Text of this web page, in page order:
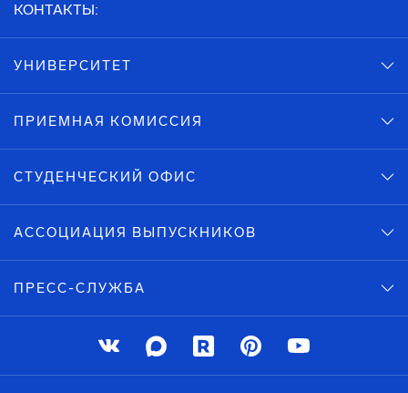
КОНТАКТЫ:
УНИВЕРСИТЕТ
ПРИЕМНАЯ КОМИССИЯ
СТУДЕНЧЕСКИЙ ОФИС
АССОЦИАЦИЯ ВЫПУСКНИКОВ
ПРЕСС-СЛУЖБА